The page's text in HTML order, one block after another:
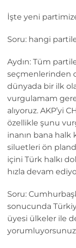
İşte yeni
Soru: hangi
Aydın: Tüm
seçmenlerinden
dünyada bir ilk
vurgulamam
alıyoruz. AKP’yi
özellikle şunu
inanın bana halk
siluetleri ön
içini Türk halkı
hızla devam
Soru:
sonucunda
üyesi ülkeler ile